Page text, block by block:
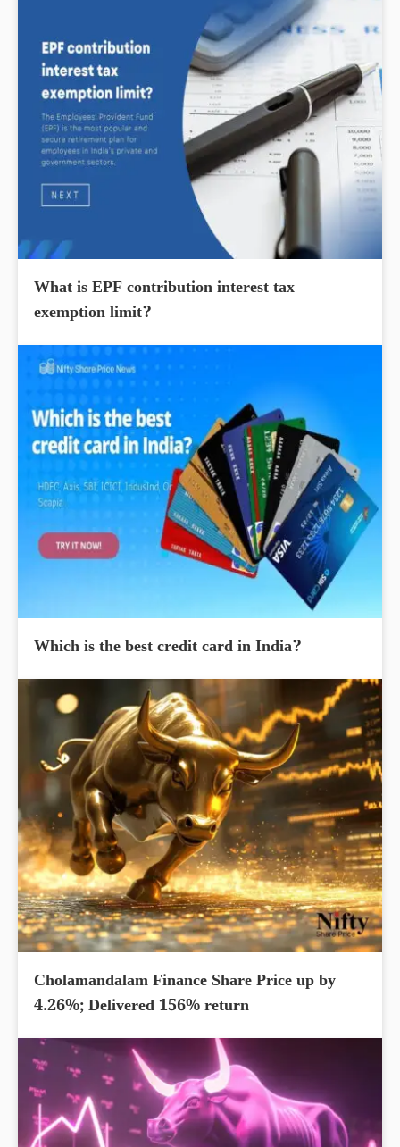
What is EPF contribution interest tax
exemption limit?
Which is the best credit card in India?
Cholamandalam Finance Share Price up by
4.26%; Delivered 156% return